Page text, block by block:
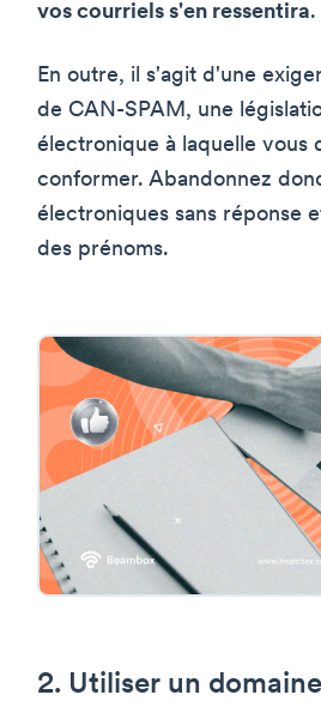
vos courriels s'en ressentira.
En outre, il s'agit d'une
de CAN-SPAM, une
électronique à laquelle vous
conformer. Abandonnez
électroniques sans réponse
des prénoms.
2. Utiliser un